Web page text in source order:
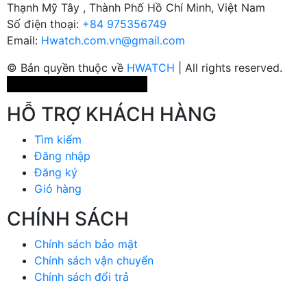
Thạnh Mỹ Tây , Thành Phố Hồ Chí Minh, Việt Nam
Số điện thoại: +84 975356749
Email: Hwatch.com.vn@gmail.com
© Bản quyền thuộc về HWATCH | All rights reserved.
HỖ TRỢ KHÁCH HÀNG
Tìm kiếm
Đăng nhập
Đăng ký
Giỏ hàng
CHÍNH SÁCH
Chính sách bảo mật
Chính sách vận chuyển
Chính sách đổi trả